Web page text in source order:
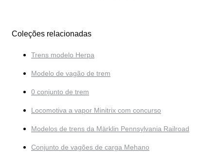
Coleções relacionadas
Trens modelo Herpa
Modelo de vagão de trem
0 conjunto de trem
Locomotiva a vapor Minitrix com concurso
Modelos de trens da Märklin Pennsylvania Railroad
Conjunto de vagões de carga Mehano